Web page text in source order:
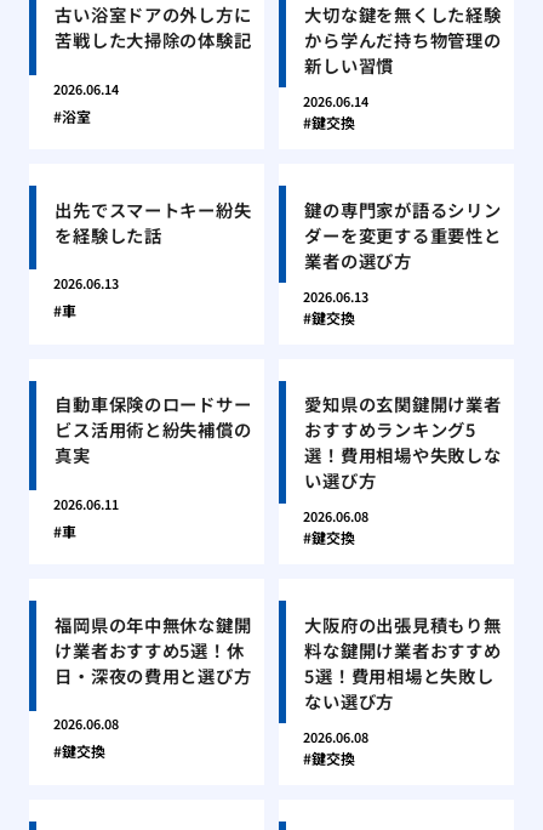
古い浴室ドアの外し方に
苦戦した大掃除の体験記
2026.06.14
浴室
大切な鍵を無くした経験
から学んだ持ち物管理の
新しい習慣
2026.06.14
鍵交換
出先でスマートキー紛失
を経験した話
2026.06.13
車
鍵の専門家が語るシリン
ダーを変更する重要性と
業者の選び方
2026.06.13
鍵交換
自動車保険のロードサー
ビス活用術と紛失補償の
真実
2026.06.11
車
愛知県の玄関鍵開け業者
おすすめランキング5
選！費用相場や失敗しな
い選び方
2026.06.08
鍵交換
福岡県の年中無休な鍵開
け業者おすすめ5選！休
日・深夜の費用と選び方
2026.06.08
鍵交換
大阪府の出張見積もり無
料な鍵開け業者おすすめ
5選！費用相場と失敗し
ない選び方
2026.06.08
鍵交換